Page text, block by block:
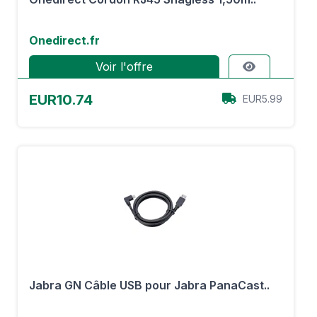
Onedirect.fr
Voir l'offre
EUR10.74 EUR5.99
Jabra GN Câble USB pour Jabra PanaCast..